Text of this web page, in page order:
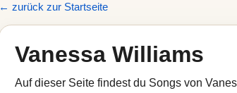
← zurück zur Startseite
Vanessa Williams
Auf dieser Seite findest du Songs von